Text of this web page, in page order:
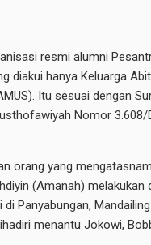
resmi alumni
diakui hanya Keluarga
Itu sesuai dengan
Nomor 3.608/
orang yang
(Amanah) melakukan
Panyabungan,
menantu Jokowi,